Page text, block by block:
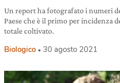
Un report ha fotografato i numeri
Paese che è il primo per incidenza
totale coltivato.
Biologico 30 agosto 2021